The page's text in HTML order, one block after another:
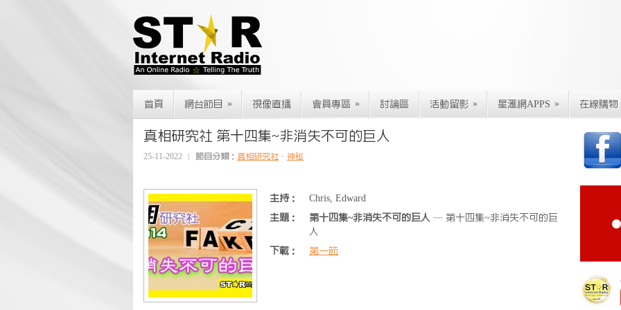
首頁 網台節目 » 視像直播 會員專區 » 討論區 活動留影 » 星滙網APPS » 在線購物
真相研究社 第十四集~非消失不可的巨人
25-11-2022 節目分類： 真相研究社 、 神秘
主持：
Chris, Edward
主題：
第十四集~非消失不可的巨人 — 第十四集~非消失不可的巨
人
下載：
第一節